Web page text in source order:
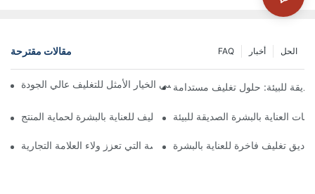
مقالات مقترحة الحل أخبار FAQ
تُعدّ الصناديق ذات الإغلاق المغناطيسي الخيار الأمثل للتغليف عالي الجودة
للبيئة: حلول تغليف مستدامة
كيفية اختيار أفضل صندوق تغليف للعناية بالبشرة لحماية المنتج
العناية بالبشرة الصديقة للبيئة
صناديق تغليف العناية بالبشرة المخصصة التي تعزز ولاء العلامة التجارية
تغليف فاخرة للعناية بالبشرة